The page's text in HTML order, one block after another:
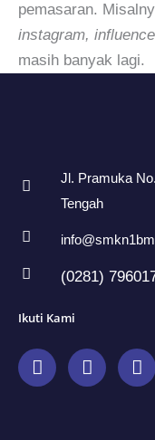
pemasaran.
instagram,
masih banyak lagi.
Jl. Pramuka
Tengah
(0281)
Ikuti Kami
F
a
I
n
Y
o